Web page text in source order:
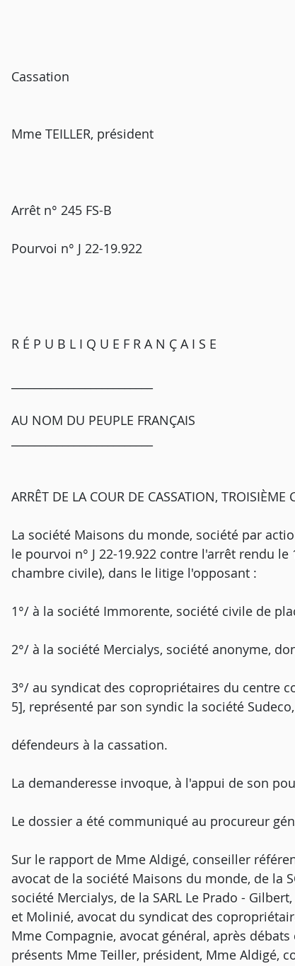
Cassation
Mme TEILLER, président
Arrêt n° 245 FS-B
Pourvoi n° J 22-19.922
R É P U B L I Q U E F R A N Ç A I S E
AU NOM DU PEUPLE FRANÇAIS
ARRÊT DE LA COUR DE CASSATION,
La société Maisons du monde, société par
le pourvoi n° J 22-19.922 contre l'arrêt rendu
chambre civile), dans le litige l'opposant :
1°/ à la société Immorente, société civile de
2°/ à la société Mercialys, société anonyme,
3°/ au syndicat des copropriétaires du centre
5], représenté par son syndic la société
défendeurs à la cassation.
La demanderesse invoque, à l'appui de son
Le dossier a été communiqué au procureur
Sur le rapport de Mme Aldigé, conseiller
avocat de la société Maisons du monde, de la
société Mercialys, de la SARL Le Prado -
et Molinié, avocat du syndicat des
Mme Compagnie, avocat général, après
présents Mme Teiller, président, Mme Aldigé,